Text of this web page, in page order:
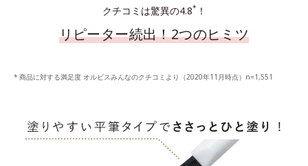
クチコミは驚異の4.8* ！
リピーター続出！2つのヒミツ
商品に対する満足度 オルビスみんなのクチコミより（2020年11月時点）n=1,551